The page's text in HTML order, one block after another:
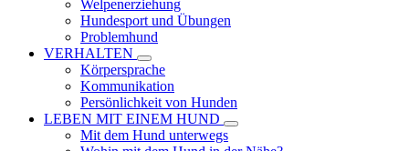
Welpenerziehung
Hundesport und Übungen
Problemhund
VERHALTEN
Körpersprache
Kommunikation
Persönlichkeit von Hunden
LEBEN MIT EINEM HUND
Mit dem Hund unterwegs